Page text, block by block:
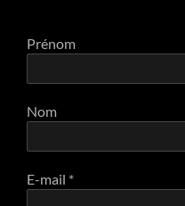
Prénom
Nom
E-mail *